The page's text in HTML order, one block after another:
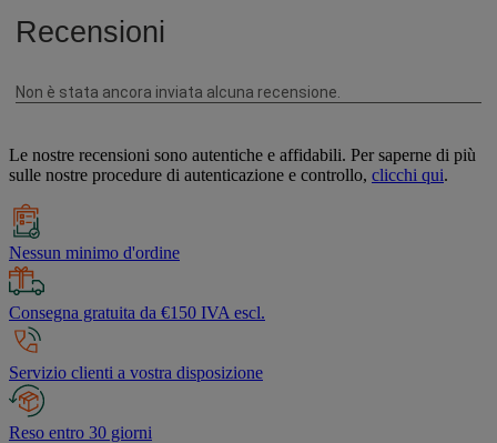
Le nostre recensioni sono autentiche e affidabili. Per saperne di più
sulle nostre procedure di autenticazione e controllo, clicchi qui.
Nessun minimo d'ordine
Consegna gratuita da €150 IVA escl.
Servizio clienti a vostra disposizione
Reso entro 30 giorni